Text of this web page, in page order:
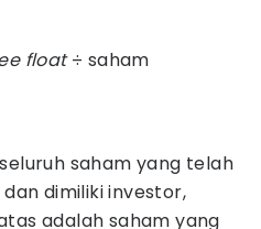
float÷ saham
saham yang telah
dimiliki investor,
adalah saham yang